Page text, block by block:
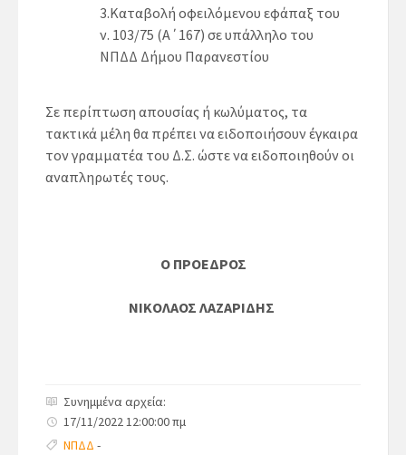
3.Καταβολή οφειλόμενου εφάπαξ του
ν. 103/75 (Α΄167) σε υπάλληλο του
ΝΠΔΔ Δήμου Παρανεστίου
Σε περίπτωση απουσίας ή κωλύματος, τα
τακτικά μέλη θα πρέπει να ειδοποιήσουν έγκαιρα
τον γραμματέα του Δ.Σ. ώστε να ειδοποιηθούν οι
αναπληρωτές τους.
Ο ΠΡΟΕΔΡΟΣ
ΝΙΚΟΛΑΟΣ ΛΑΖΑΡΙΔΗΣ
Συνημμένα αρχεία:
17/11/2022 12:00:00 πμ
ΝΠΔΔ -